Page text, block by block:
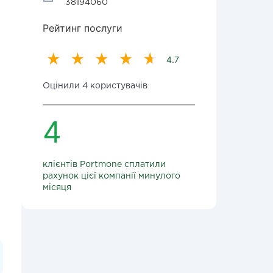
38194060
Рейтинг послуги
4.7
Оцінили 4 користувачів
4
клієнтів Portmone сплатили
рахунок цієї компанії минулого
місяця